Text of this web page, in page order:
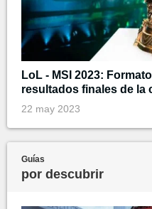
LoL - MSI 2023:
resultados finales de la
22 may 2023
Guías
por descubrir